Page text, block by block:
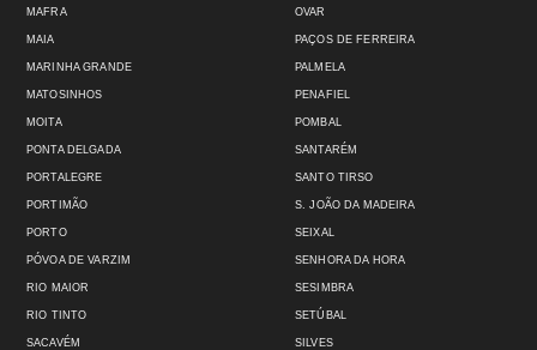
MAFRA
MAIA
MARINHA GRANDE
MATOSINHOS
MOITA
OVAR
PAÇOS DE FERREIRA
PALMELA
PENAFIEL
POMBAL
PONTA DELGADA
PORTALEGRE
PORTIMÃO
PORTO
PÓVOA DE VARZIM
RIO MAIOR
RIO TINTO
SACAVÉM
SANTARÉM
SANTO TIRSO
S. JOÃO DA MADEIRA
SEIXAL
SENHORA DA HORA
SESIMBRA
SETÚBAL
SILVES